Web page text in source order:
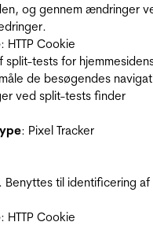
og gennem ændringer
: HTTP Cookie
split-tests for
de besøgendes
ved split-tests finder
: Pixel Tracker
til identificering af
: HTTP Cookie